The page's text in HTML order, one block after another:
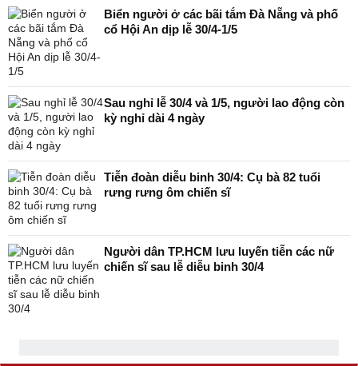
Biển người ở các bãi tắm Đà Nẵng và phố
cổ Hội An dịp lễ 30/4-1/5
Sau nghỉ lễ 30/4 và 1/5, người lao động còn
kỳ nghỉ dài 4 ngày
Tiễn đoàn diễu binh 30/4: Cụ bà 82 tuổi
rưng rưng ôm chiến sĩ
Người dân TP.HCM lưu luyến tiễn các nữ
chiến sĩ sau lễ diễu binh 30/4